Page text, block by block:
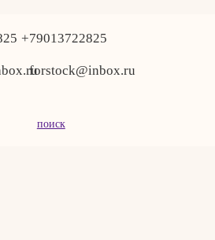
+79013722825
forstock@inbox.ru
поиск